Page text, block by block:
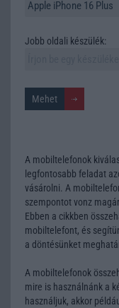
Jobb oldali készülék:
A mobiltelefonok
legfontosabb feladat
vásárolni. A
szempontot vonz
Ebben a cikkben
mobiltelefont, és
a döntésünket
A mobiltelefonok
mire is használnánk a
használjuk, akkor